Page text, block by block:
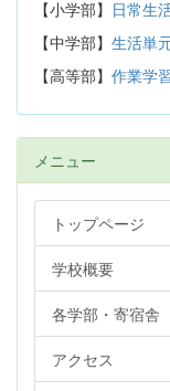
【小学部】 日常生
【中学部】 生活単
【高等部】 作業学
メニュー
トップページ
学校概要
各学部・寄宿舎
アクセス